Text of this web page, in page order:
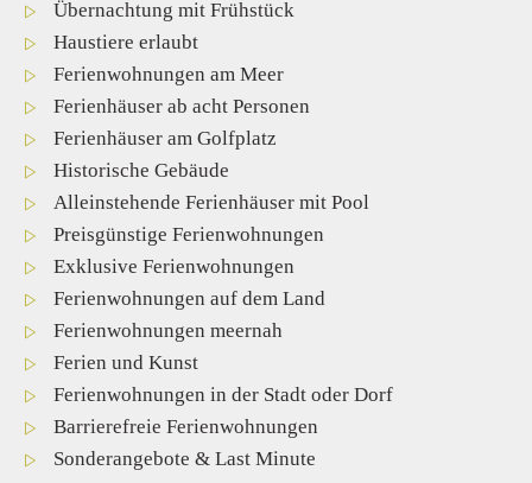
Übernachtung mit Frühstück
Haustiere erlaubt
Ferienwohnungen am Meer
Ferienhäuser ab acht Personen
Ferienhäuser am Golfplatz
Historische Gebäude
Alleinstehende Ferienhäuser mit Pool
Preisgünstige Ferienwohnungen
Exklusive Ferienwohnungen
Ferienwohnungen auf dem Land
Ferienwohnungen meernah
Ferien und Kunst
Ferienwohnungen in der Stadt oder Dorf
Barrierefreie Ferienwohnungen
Sonderangebote & Last Minute